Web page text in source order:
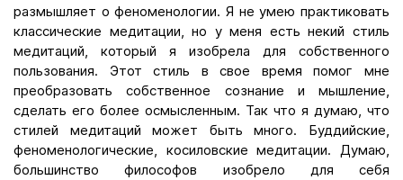
размышляет о феноменологии. Я не умею практиковать
классические медитации, но у меня есть некий стиль
медитаций, который я изобрела для собственного
пользования. Этот стиль в свое время помог мне
преобразовать собственное сознание и мышление,
сделать его более осмысленным. Так что я думаю, что
стилей медитаций может быть много. Буддийские,
феноменологические, косиловские медитации. Думаю,
большинство философов изобрело для себя